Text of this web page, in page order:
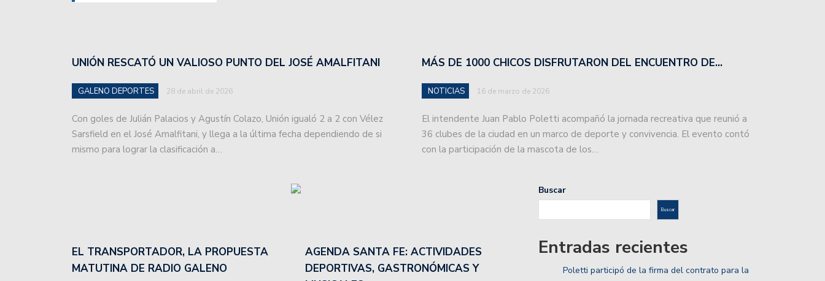
Colón superó a Independiente de Santiago en el Otrino y se aseguró la localía
en el play in.
Unión fue superado por Zárate Básket y complicó su futuro.
La crisis del Peque Schwartzman que preocupa al tenis argentino: «¿Para qué?»
UNIÓN RESCATÓ UN VALIOSO PUNTO DEL JOSÉ AMALFITANI
GALENO DEPORTES 28 de abril de 2026
Con goles de Julián Palacios y Agustín Colazo, Unión igualó 2 a 2 con Vélez
Sarsfield en el José Amalfitani, y llega a la última fecha dependiendo de si
mismo para lograr la clasificación a…
MÁS DE 1000 CHICOS DISFRUTARON DEL ENCUENTRO DE…
NOTICIAS 16 de marzo de 2026
El intendente Juan Pablo Poletti acompañó la jornada recreativa que reunió a
36 clubes de la ciudad en un marco de deporte y convivencia. El evento contó
con la participación de la mascota de los…
EL TRANSPORTADOR, LA PROPUESTA
MATUTINA DE RADIO GALENO
AGENDA SANTA FE: ACTIVIDADES
DEPORTIVAS, GASTRONÓMICAS Y
Buscar
Buscar
Entradas recientes
Poletti participó de la firma del contrato para la